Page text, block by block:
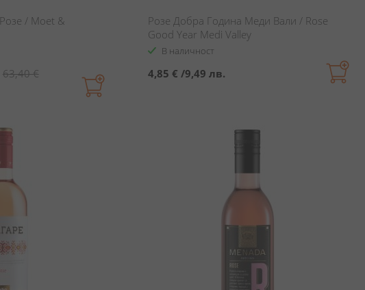
/ Moet &
63,40 €
Розе Добра Година Меди Вали / Rose
Good Year Medi Valley
В наличност
4,85 € /9,49 лв.